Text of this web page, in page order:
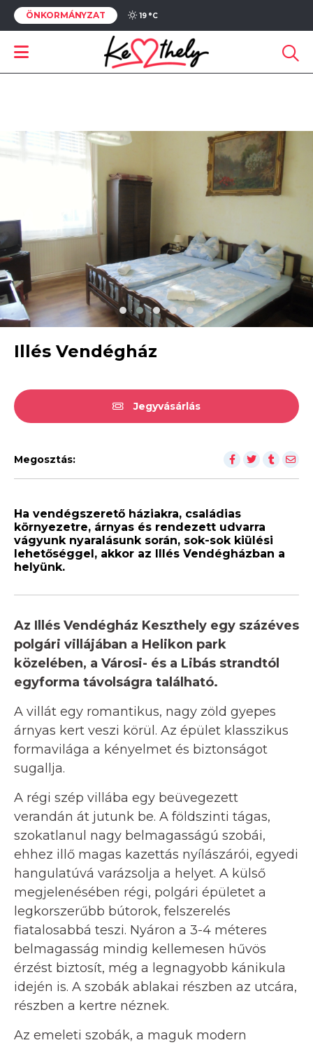
ÖNKORMÁNYZAT 19 °C
Illés Vendégház
Jegyvásárlás
Megosztás:
Ha vendégszerető háziakra, családias
környezetre, árnyas és rendezett udvarra
vágyunk nyaralásunk során, sok-sok kiülési
lehetőséggel, akkor az Illés Vendégházban a
helyünk.
Az Illés Vendégház Keszthely egy százéves
polgári villájában a Helikon park
közelében, a Városi- és a Libás strandtól
egyforma távolságra található.
A villát egy romantikus, nagy zöld gyepes
árnyas kert veszi körül. Az épület klasszikus
formavilága a kényelmet és biztonságot
sugallja.
A régi szép villába egy beüvegezett
verandán át jutunk be. A földszinti tágas,
szokatlanul nagy belmagasságú szobái,
ehhez illő magas kazettás nyílászárói, egyedi
hangulatúvá varázsolja a helyet. A külső
megjelenésében régi, polgári épületet a
legkorszerűbb bútorok, felszerelés
fiatalosabbá teszi. Nyáron a 3-4 méteres
belmagasság mindig kellemesen hűvös
érzést biztosít, még a legnagyobb kánikula
idején is. A szobák ablakai részben az utcára,
részben a kertre néznek.
Az emeleti szobák, a maguk modern